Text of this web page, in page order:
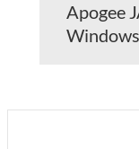
Apogee